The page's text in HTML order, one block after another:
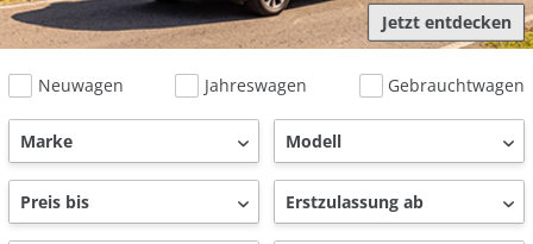
Neuwagen Jahreswagen Gebrauchtwagen
Jetzt entdecken